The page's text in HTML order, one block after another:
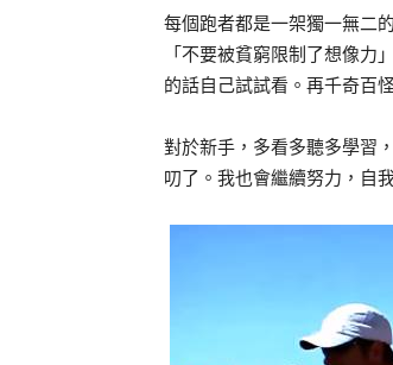
每個跑者都是一架獨一無二
「不要被貧窮限制了想像力
的話自己試試看。再千奇百
對於新手，多看多聽多學習
叨了。我也會繼續努力，自